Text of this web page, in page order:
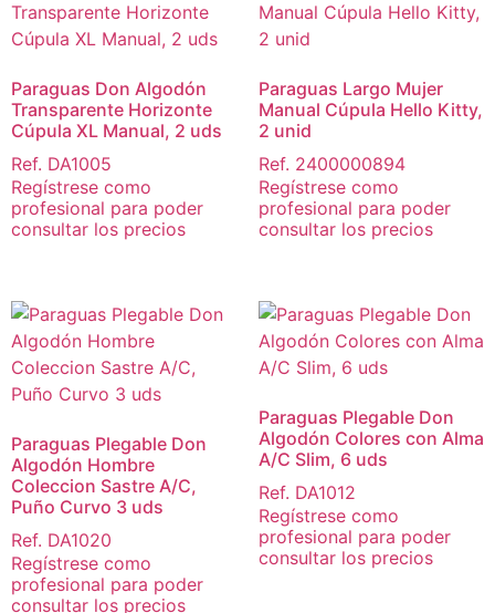
Paraguas Don Algodón
Transparente Horizonte
Cúpula XL Manual, 2 uds
Ref. DA1005
Regístrese como
profesional para poder
consultar los precios
Paraguas Largo Mujer
Manual Cúpula Hello Kitty,
2 unid
Ref. 2400000894
Regístrese como
profesional para poder
consultar los precios
Paraguas Plegable Don
Algodón Hombre
Coleccion Sastre A/C,
Puño Curvo 3 uds
Ref. DA1020
Regístrese como
profesional para poder
consultar los precios
Paraguas Plegable Don
Algodón Colores con Alma
A/C Slim, 6 uds
Ref. DA1012
Regístrese como
profesional para poder
consultar los precios